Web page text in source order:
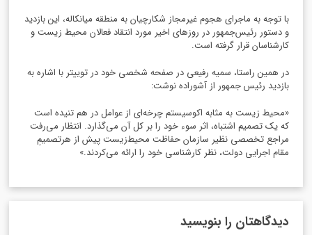
با توجه به ماجرای هجوم غیرمجاز شکارچیان به منطقه میانکاله، این بازدید
و دستور رئیس‌جمهور در روزهای اخیر مورد انتقاد فعالان محیط زیست و
کارشناسان قرار گرفته است.
در همین راستا، سمیه رفیعی در صفحه شخصی خود در توییتر با اشاره به
بازدید رئیس جمهور از آشوراده نوشت:
«محیط زیست به مثابه اکوسیستم چرخه‌ای از عوامل در هم تنیده است
که یک تصمیم اشتباه، اثر سوء خود را بر کل آن می‌گذارد. انتظار می‌رفت
مراجع تخصصی نظیر سازمان حفاظت محیط‌زیست پیش از هرتصمیمِ
مقام اجرایی دولت، نظر کارشناسی خود را ارائه می‌کردند.»
دیدگاهتان را بنویسید